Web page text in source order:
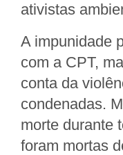
ativistas
A impunidade
com a CPT,
conta da
condenadas.
morte durante
foram mortas